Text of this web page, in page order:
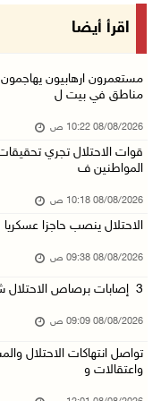
أسعار الغذاء العالمية عند
قوات الاحتلال تقتحم
قوات الاحتلال تعتقل
07/آب/2026 10:17 م
نادي الأسير: تجديد أمرَ
اقرأ أيضا
مستعمرون ارهابيون
مناطق في بيت ل
08/08/2026 10:22 ص
قوات الاحتلال تجري
المواطنين ف
08/08/2026 10:18 ص
الاحتلال ينصب حاجزا
08/08/2026 09:38 ص
3 إصابات برصاص الاحتلال شمال خان يونس
08/08/2026 09:09 ص
تواصل انتهاكات الاحتلال
واعتقالات و